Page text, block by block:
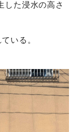
した浸水の高さ
いる。